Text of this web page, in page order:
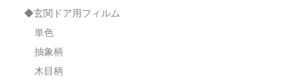
◆玄関ドア用フィルム
単色
抽象柄
木目柄